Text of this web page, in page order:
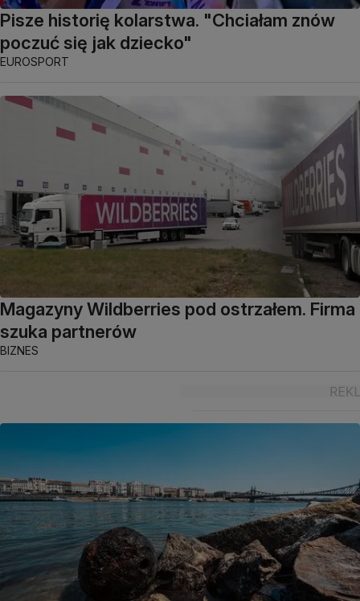
Pisze historię kolarstwa. "Chciałam znów
poczuć się jak dziecko"
EUROSPORT
Magazyny Wildberries pod ostrzałem. Firma
szuka partnerów
BIZNES